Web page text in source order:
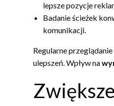
lepsze pozycje
Badanie ścieżek
komunikacji.
Regularne
ulepszeń. Wpływ na